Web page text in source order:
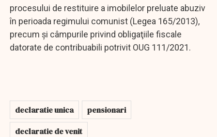
procesului de restituire a imobilelor preluate abuziv
în perioada regimului comunist (Legea 165/2013),
precum şi câmpurile privind obligaţiile fiscale
datorate de contribuabili potrivit OUG 111/2021.
declaratie unica
pensionari
declaratie de venit